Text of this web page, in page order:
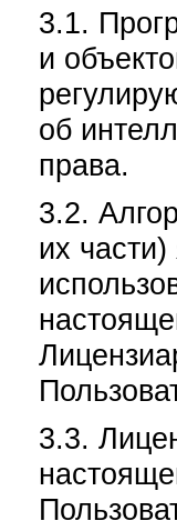
3.1.
и
об
права.
3.2.
их
3.3.